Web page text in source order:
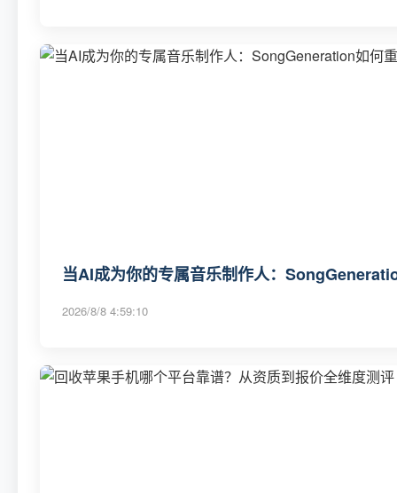
当AI成为你的专属音乐制作人：
2026/8/8 4:59:10